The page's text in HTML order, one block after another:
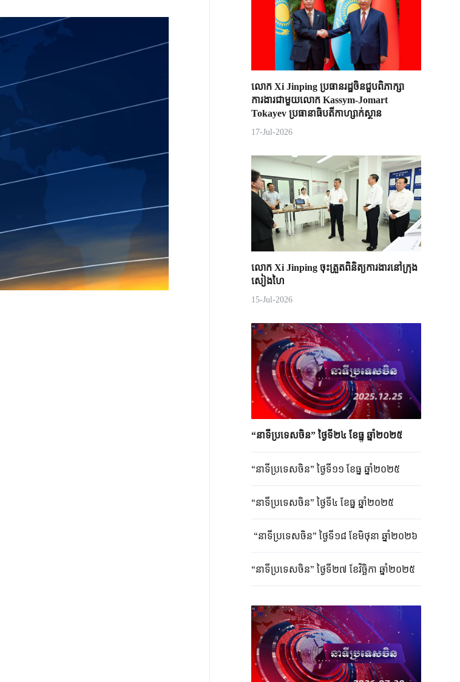
លោក Xi Jinping ប្រធានរដ្ឋចិន​ជួបពិភាក្សា​
ការងារជាមួយ​លោក Kassym-Jomart ​
Tokayev ​ប្រធានាធិបតី​កាហ្សាក់ស្ថាន​
17-Jul-2026
លោក Xi Jinping ចុះត្រួតពិនិត្យការងារនៅក្រុង
សៀងហៃ
15-Jul-2026
“នាទីប្រទេសចិន” ថ្ងៃទី២៤ ខែធ្នូ ឆ្នាំ២០២៥
“នាទីប្រទេសចិន” ថ្ងៃទី១១ ខែធ្នូ ឆ្នាំ២០២៥
“នាទីប្រទេសចិន” ថ្ងៃទី៤ ខែធ្នូ ឆ្នាំ២០២៥
“នាទីប្រទេសចិន” ថ្ងៃទី១៨ ខែមិថុនា ឆ្នាំ២០២៦
“នាទីប្រទេសចិន” ថ្ងៃទី២៧ ខែវិច្ឆិកា ឆ្នាំ២០២៥